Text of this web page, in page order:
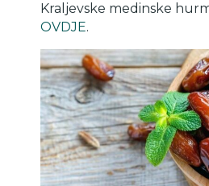
Kraljevske medinske
OVDJE.